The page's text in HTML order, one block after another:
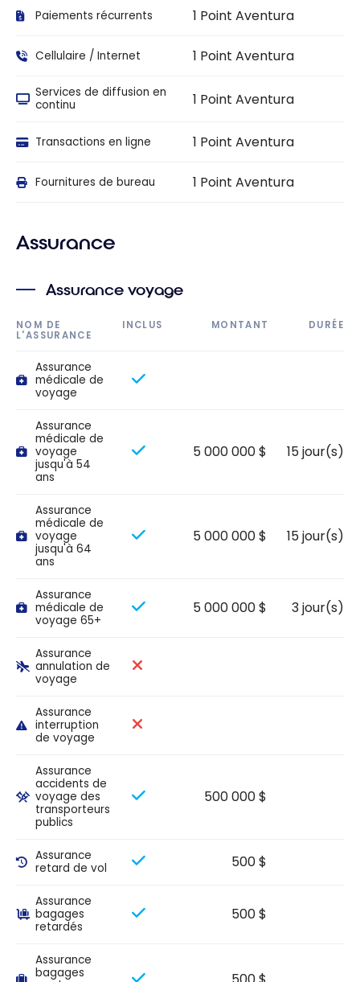
Paiements récurrents 1 Point Aventura
Cellulaire / Internet 1 Point Aventura
Services de diffusion en
continu
1 Point Aventura
Transactions en ligne 1 Point Aventura
Fournitures de bureau 1 Point Aventura
Assurance
Assurance voyage
NOM DE
L'ASSURANCE
INCLUS MONTANT DURÉE
Assurance
médicale de
voyage
Assurance
médicale de
voyage
jusqu'à 54
ans
5 000 000 $ 15 jour(s)
Assurance
médicale de
voyage
jusqu'à 64
ans
5 000 000 $ 15 jour(s)
Assurance
médicale de
voyage 65+
5 000 000 $ 3 jour(s)
Assurance
annulation de
voyage
Assurance
interruption
de voyage
Assurance
accidents de
voyage des
transporteurs
publics
500 000 $
Assurance
retard de vol
500 $
Assurance
bagages
retardés
500 $
Assurance
bagages